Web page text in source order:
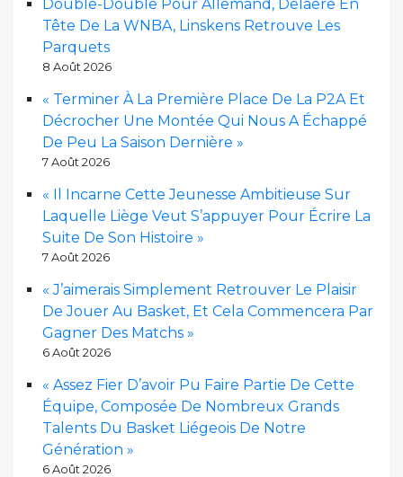
Double-Double Pour Allemand, Delaere En
Tête De La WNBA, Linskens Retrouve Les
Parquets
8 Août 2026
« Terminer À La Première Place De La P2A Et
Décrocher Une Montée Qui Nous A Échappé
De Peu La Saison Dernière »
7 Août 2026
« Il Incarne Cette Jeunesse Ambitieuse Sur
Laquelle Liège Veut S’appuyer Pour Écrire La
Suite De Son Histoire »
7 Août 2026
« J’aimerais Simplement Retrouver Le Plaisir
De Jouer Au Basket, Et Cela Commencera Par
Gagner Des Matchs »
6 Août 2026
« Assez Fier D’avoir Pu Faire Partie De Cette
Équipe, Composée De Nombreux Grands
Talents Du Basket Liégeois De Notre
Génération »
6 Août 2026